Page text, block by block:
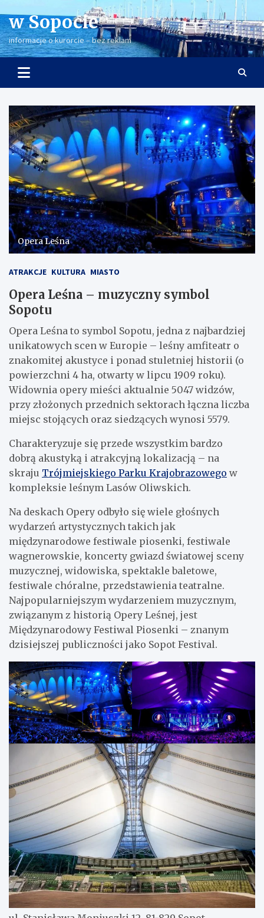
to
content
w Sopocie
informacje o kurorcie – bez reklam
Opera Leśna
ATRAKCJE KULTURA MIASTO
Opera Leśna – muzyczny symbol
Sopotu
Opera Leśna to symbol Sopotu, jedna z najbardziej
unikatowych scen w Europie – leśny amfiteatr o
znakomitej akustyce i ponad stuletniej historii (o
powierzchni 4 ha, otwarty w lipcu 1909 roku).
Widownia opery mieści aktualnie 5047 widzów,
przy złożonych przednich sektorach łączna liczba
miejsc stojących oraz siedzących wynosi 5579.
Charakteryzuje się przede wszystkim bardzo
dobrą akustyką i atrakcyjną lokalizacją – na
skraju Trójmiejskiego Parku Krajobrazowego w
kompleksie leśnym Lasów Oliwskich.
Na deskach Opery odbyło się wiele głośnych
wydarzeń artystycznych takich jak
międzynarodowe festiwale piosenki, festiwale
wagnerowskie, koncerty gwiazd światowej sceny
muzycznej, widowiska, spektakle baletowe,
festiwale chóralne, przedstawienia teatralne.
Najpopularniejszym wydarzeniem muzycznym,
związanym z historią Opery Leśnej, jest
Międzynarodowy Festiwal Piosenki – znanym
dzisiejszej publiczności jako Sopot Festival.